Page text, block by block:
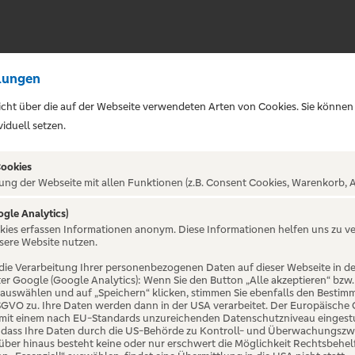
NICHT
über die auf der Webseite verwendeten Arten von Cookies. Sie
setzen.
der Webseite mit allen Funktionen (z.B. Consent Cookies, Warenkorb,
Analytics)
erfassen Informationen anonym. Diese Informationen helfen uns zu
Website nutzen.
Verarbeitung Ihrer personenbezogenen Daten auf dieser Webseite in
Google (Google Analytics): Wenn Sie den Button „Alle akzeptieren“
und auf „Speichern“ klicken, stimmen Sie ebenfalls den
zu. Ihre Daten werden dann in der USA verarbeitet. Der
einem nach EU-Standards unzureichenden Datenschutzniveau
Ihre Daten durch die US-Behörde zu Kontroll- und
hinaus besteht keine oder nur erschwert die Möglichkeit